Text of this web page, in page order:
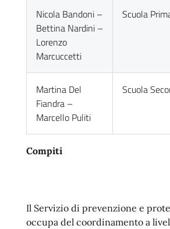
Nicola Bandoni –
Bettina Nardini –
Lorenzo
Marcuccetti
Scuola
Martina Del
Fiandra –
Marcello Puliti
Scuola
Compiti
Il Servizio di prevenzione e
occupa del coordinamento a